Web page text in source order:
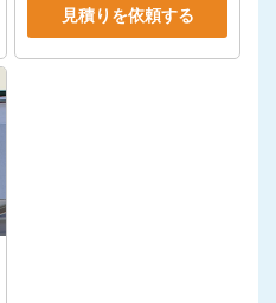
見積りを依頼する